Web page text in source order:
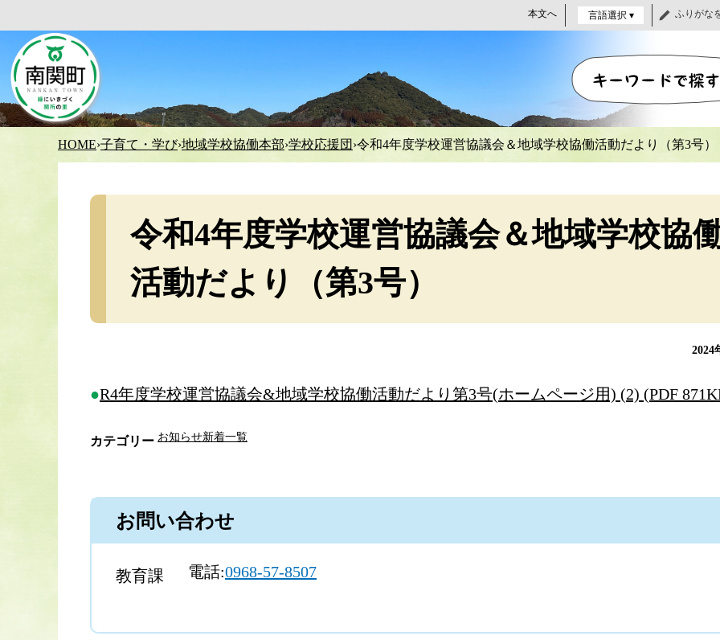
本文へ 言語選択 ▾ ふりがな
HOME›子育て・学び›地域学校協働本部›学校応援団 ›令和4年度学校運営協議会＆地域学校協働活動だより（第3号）
令和4年度学校運営協議会＆地域学校協
活動だより（第3号）
2024
R4年度学校運営協議会&地域学校協働活動だより第3号(ホームページ用) (2) (PDF
カテゴリー お知らせ新着一覧
お問い合わせ
教育課 電話:0968-57-8507